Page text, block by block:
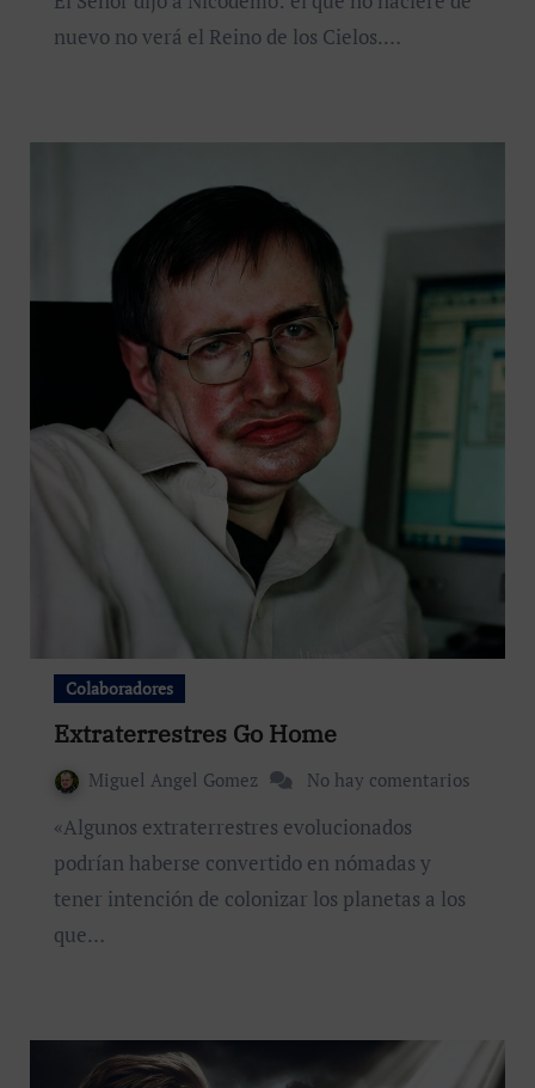
nuevo no verá el Reino de los Cielos.…
Colaboradores
Extraterrestres Go Home
Miguel Angel Gomez No hay comentarios
«Algunos extraterrestres evolucionados
podrían haberse convertido en nómadas y
tener intención de colonizar los planetas a los
que…